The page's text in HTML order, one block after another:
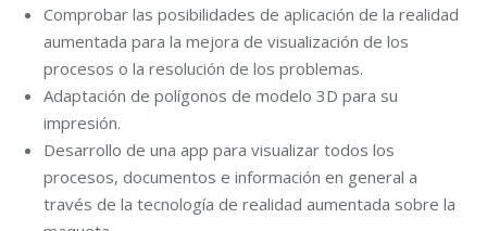
Comprobar las posibilidades de aplicación de la realidad
aumentada para la mejora de visualización de los
procesos o la resolución de los problemas.
Adaptación de polígonos de modelo 3D para su
impresión.
Desarrollo de una app para visualizar todos los
procesos, documentos e información en general a
través de la tecnología de realidad aumentada sobre la